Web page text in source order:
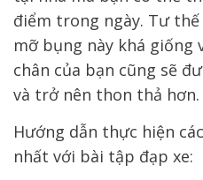
điểm trong ngày. Tư
mỡ bụng này khá giống
chân của bạn cũng sẽ
và trở nên thon thả hơn.
Hướng dẫn thực hiện
nhất với bài tập đạp xe: